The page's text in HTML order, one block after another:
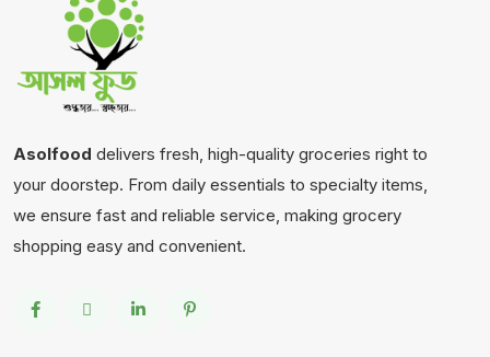
Asolfood delivers fresh, high-quality groceries right to
your doorstep. From daily essentials to specialty items,
we ensure fast and reliable service, making grocery
shopping easy and convenient.